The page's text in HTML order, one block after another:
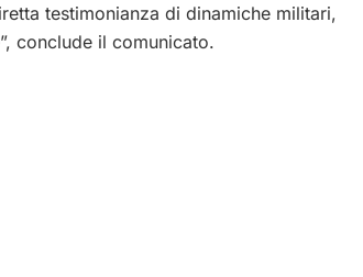
testimonianza di dinamiche militari,
conclude il comunicato.